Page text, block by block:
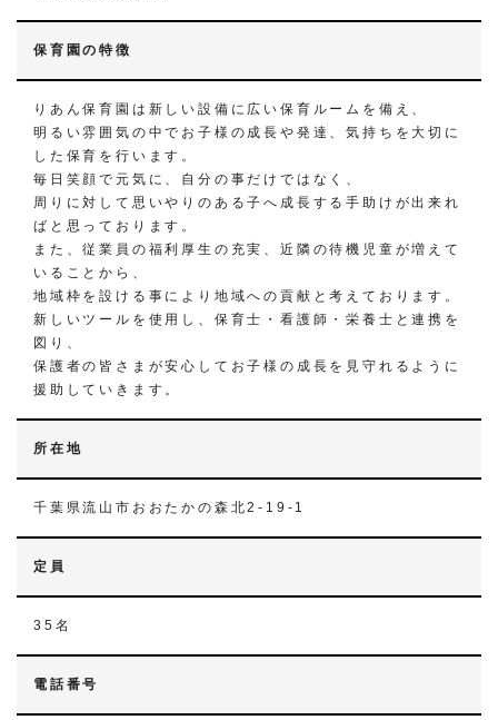
保育園の特徴
りあん保育園は新しい設備に広い保育ルームを備え、
明るい雰囲気の中でお子様の成長や発達、気持ちを大切に
した保育を行います。
毎日笑顔で元気に、自分の事だけではなく、
周りに対して思いやりのある子へ成長する手助けが出来れ
ばと思っております。
また、従業員の福利厚生の充実、近隣の待機児童が増えて
いることから、
地域枠を設ける事により地域への貢献と考えております。
新しいツールを使用し、保育士・看護師・栄養士と連携を
図り、
保護者の皆さまが安心してお子様の成長を見守れるように
援助していきます。
所在地
千葉県流山市おおたかの森北2-19-1
定員
35名
電話番号